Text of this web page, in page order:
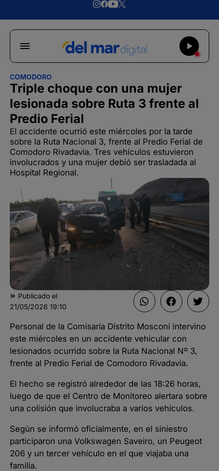
COMODORO
Triple choque con una mujer
lesionada sobre Ruta 3 frente al
Predio Ferial
El accidente ocurrió este miércoles por la tarde
sobre la Ruta Nacional 3, frente al Predio Ferial de
Comodoro Rivadavia. Tres vehículos estuvieron
involucrados y una mujer debió ser trasladada al
Hospital Regional.
Publicado el
21/05/2026 19:10
Personal de la Comisaría Distrito Mosconi intervino
este miércoles en un accidente vehicular con
lesionados ocurrido sobre la Ruta Nacional Nº 3,
frente al Predio Ferial de Comodoro Rivadavia.
El hecho se registró alrededor de las 18:26 horas,
luego de que el Centro de Monitoreo alertara sobre
una colisión que involucraba a varios vehículos.
Según se informó oficialmente, en el siniestro
participaron una Volkswagen Saveiro, un Peugeot
206 y un tercer vehículo en el que viajaba una
familia.